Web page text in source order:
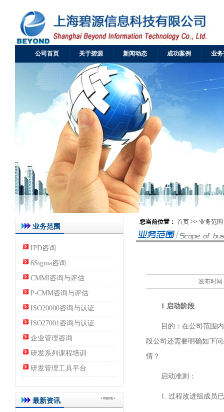
公司首页 关于碧源 新闻动态 成功案例 业
业务范围
IPD咨询
6Sigma咨询
CMMI咨询与评估
P-CMM咨询与评估
ISO20000咨询与认证
ISO27001咨询与认证
企业管理咨询
研发系列课程培训
研发管理工具平台
最新资讯
您当前位置： 首页 >> 业务范围
发布时
1 启动阶段
目的：在公司范围内
段公司还需要明确如下
情？
启动准则：
1. 过程改进组成员